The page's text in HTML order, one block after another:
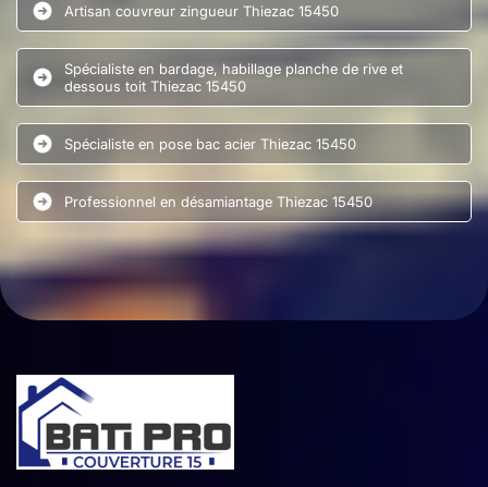
Artisan couvreur zingueur Thiezac 15450
Spécialiste en bardage, habillage planche de rive et
dessous toit Thiezac 15450
Spécialiste en pose bac acier Thiezac 15450
Professionnel en désamiantage Thiezac 15450